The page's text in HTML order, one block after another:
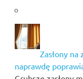
Zasłony
naprawdę